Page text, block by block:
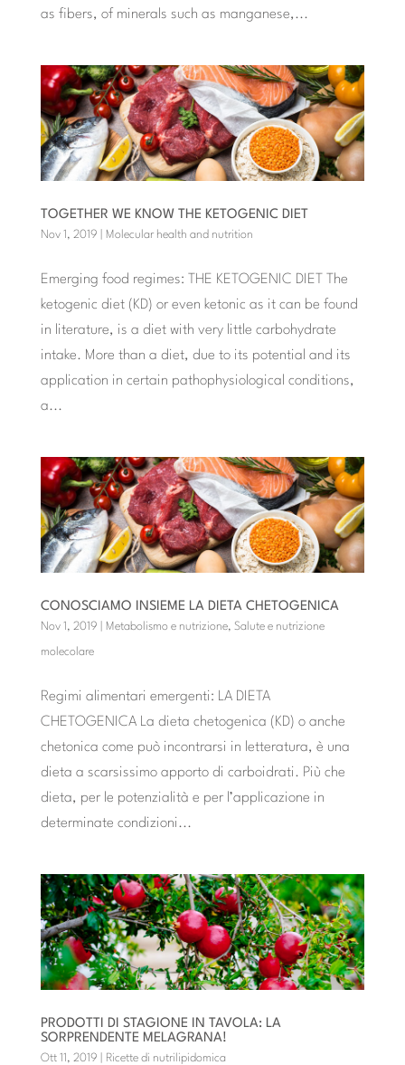
as fibers, of minerals such as manganese,...
TOGETHER WE KNOW THE KETOGENIC DIET
Nov 1, 2019 Molecular health and nutrition
Emerging food regimes: THE KETOGENIC DIET The
ketogenic diet (KD) or even ketonic as it can be found
in literature, is a diet with very little carbohydrate
intake. More than a diet, due to its potential and its
application in certain pathophysiological conditions,
a...
CONOSCIAMO INSIEME LA DIETA CHETOGENICA
Nov 1, 2019 Metabolismo e nutrizione, Salute e nutrizione
molecolare
Regimi alimentari emergenti: LA DIETA
CHETOGENICA La dieta chetogenica (KD) o anche
chetonica come può incontrarsi in letteratura, è una
dieta a scarsissimo apporto di carboidrati. Più che
dieta, per le potenzialità e per l’applicazione in
determinate condizioni...
PRODOTTI DI STAGIONE IN TAVOLA: LA
SORPRENDENTE MELAGRANA!
Ott 11, 2019 Ricette di nutrilipidomica